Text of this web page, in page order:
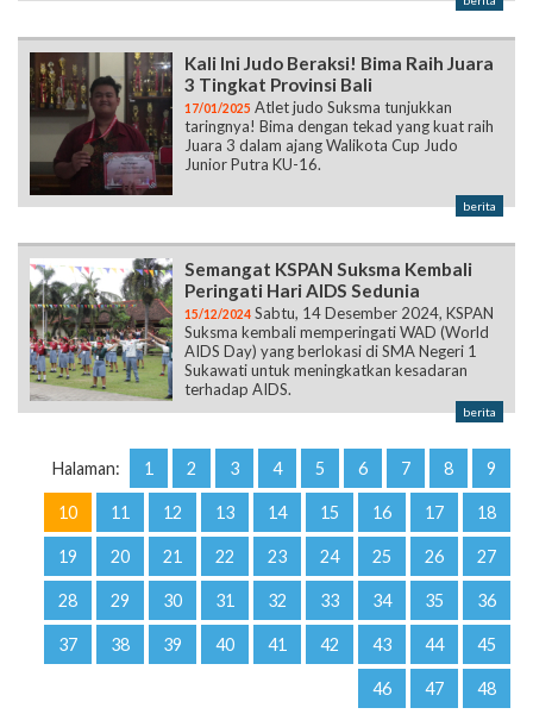
Kali Ini Judo Beraksi! Bima Raih Juara
3 Tingkat Provinsi Bali
17/01/2025 Atlet judo Suksma tunjukkan
taringnya! Bima dengan tekad yang kuat raih
Juara 3 dalam ajang Walikota Cup Judo
Junior Putra KU-16.
berita
Semangat KSPAN Suksma Kembali
Peringati Hari AIDS Sedunia
15/12/2024 Sabtu, 14 Desember 2024, KSPAN
Suksma kembali memperingati WAD (World
AIDS Day) yang berlokasi di SMA Negeri 1
Sukawati untuk meningkatkan kesadaran
terhadap AIDS.
berita
Halaman: 1 2 3 4 5 6 7 8 9
10 11 12 13 14 15 16 17 18
19 20 21 22 23 24 25 26 27
28 29 30 31 32 33 34 35 36
37 38 39 40 41 42 43 44 45
46 47 48